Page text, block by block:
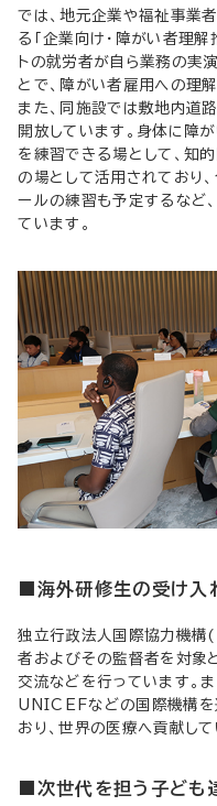
では、地元企業や福祉事業
る「企業向け・障がい者理
トの就労者が自ら業務の実
とで、障がい者雇用への理
また、同施設では敷地内道
開放しています。身体に障
を練習できる場として、知
の場として活用されており
ールの練習も予定するなど
ています。
■海外研修生の受け入
独立行政法人国際協力機
者およびその監督者を対象
交流などを行っています。
UNICEFなどの国際機構を
おり、世界の医療へ貢献して
■次世代を担う子ども